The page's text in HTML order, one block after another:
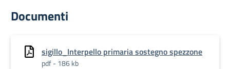
Documenti
sigillo_Interpello primaria sostegno spezzone
pdf - 186 kb